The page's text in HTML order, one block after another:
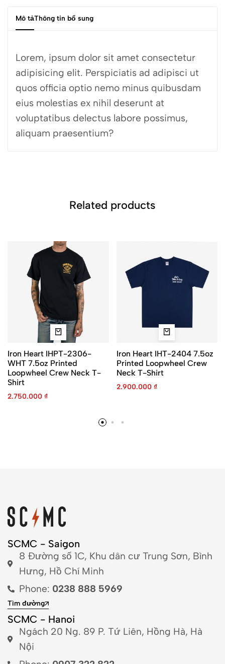
Mô tảThông tin bổ sung
Lorem, ipsum dolor sit amet consectetur
adipisicing elit. Perspiciatis ad adipisci ut
quos officia optio nemo minus quibusdam
eius molestias ex nihil deserunt at
voluptatibus delectus labore possimus,
aliquam praesentium?
Related products
Iron Heart IHPT-2306-
WHT 7.5oz Printed
Loopwheel Crew Neck T-
Shirt
2.750.000 ₫
Iron Heart IHT-2404 7.5oz
Printed Loopwheel Crew
Neck T-Shirt
2.900.000 ₫
SCMC - Saigon
8 Đường số 1C, Khu dân cư Trung Sơn, Bình
Hưng, Hồ Chí Minh
Phone: 0238 888 5969
Tìm đường
SCMC - Hanoi
Ngách 20 Ng. 89 P. Tứ Liên, Hồng Hà, Hà
Nội